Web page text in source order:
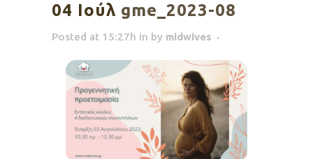
04 Ιούλ gme_2023-08
Posted at 15:27h in by midwives